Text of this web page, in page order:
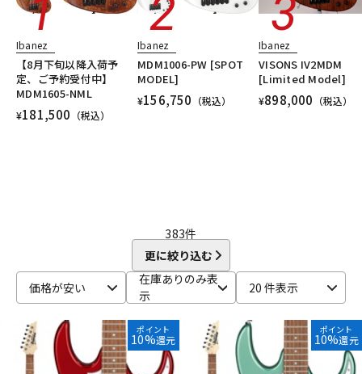
配信/ライブ機器 楽器アクセサリ
中古 ヴィンテージ
Ibanez
【8月下旬以降入荷予
定、ご予約受付中】
MDM1605-NML
¥181,500 （税込）
Ibanez
MDM1006-PW [SPOT
MODEL]
¥156,750 （税込）
Ibanez
VISONS IV2MDM
[Limited Model]
¥898,000 （税込）
383件
更に絞り込む
価格が安い
在庫ありのみ表
示
20 件表示
ポイント
10%還元
ポイント
10%還元